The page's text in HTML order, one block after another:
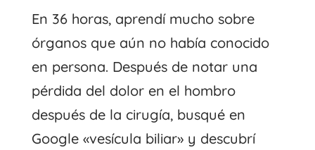
En 36 horas, aprendí mucho sobre
órganos que aún no había conocido
en persona. Después de notar una
pérdida del dolor en el hombro
después de la cirugía, busqué en
Google «vesícula biliar» y descubrí